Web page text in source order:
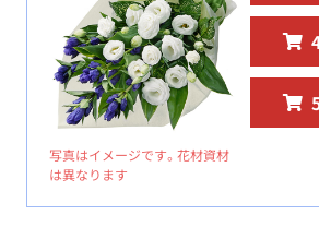
写真はイメージです。花材資材
は異なります